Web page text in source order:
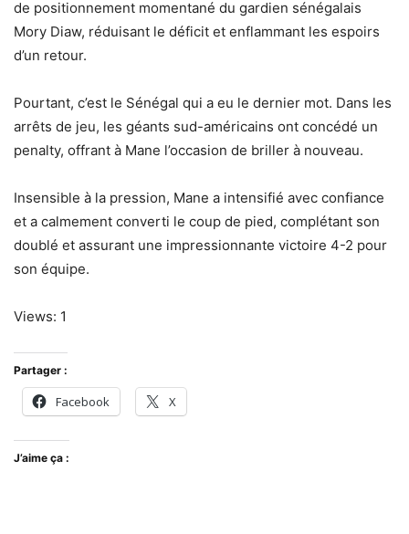
de positionnement momentané du gardien sénégalais
Mory Diaw, réduisant le déficit et enflammant les espoirs
d’un retour.
Pourtant, c’est le Sénégal qui a eu le dernier mot. Dans les
arrêts de jeu, les géants sud-américains ont concédé un
penalty, offrant à Mane l’occasion de briller à nouveau.
Insensible à la pression, Mane a intensifié avec confiance
et a calmement converti le coup de pied, complétant son
doublé et assurant une impressionnante victoire 4-2 pour
son équipe.
Views: 1
Partager :
Facebook X
J’aime ça :